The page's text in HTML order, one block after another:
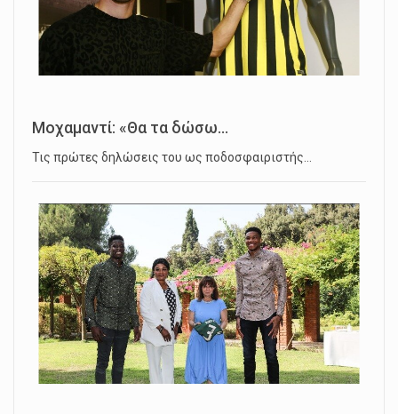
Μοχαμαντί: «Θα τα δώσω...
Τις πρώτες δηλώσεις του ως ποδοσφαιριστής…